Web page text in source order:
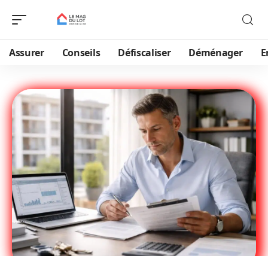
Assurer Conseils Défiscaliser Déménager